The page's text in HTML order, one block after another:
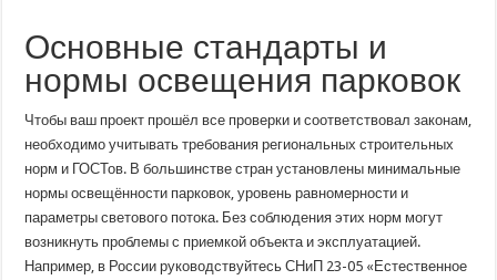
Основные стандарты и
нормы освещения парковок
Чтобы ваш проект прошёл все проверки и соответствовал законам,
необходимо учитывать требования региональных строительных
норм и ГОСТов. В большинстве стран установлены минимальные
нормы освещённости парковок, уровень равномерности и
параметры светового потока. Без соблюдения этих норм могут
возникнуть проблемы с приемкой объекта и эксплуатацией.
Например, в России руководствуйтесь СНиП 23-05 «Естественное